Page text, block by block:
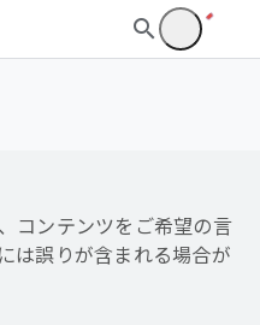
コンテンツをご希望の言
は誤りが含まれる場合が